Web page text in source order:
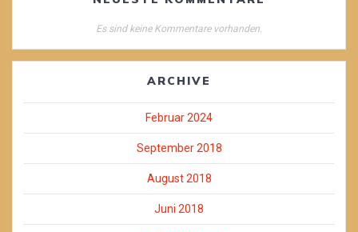
Es sind keine Kommentare vorhanden.
ARCHIVE
Februar 2024
September 2018
August 2018
Juni 2018